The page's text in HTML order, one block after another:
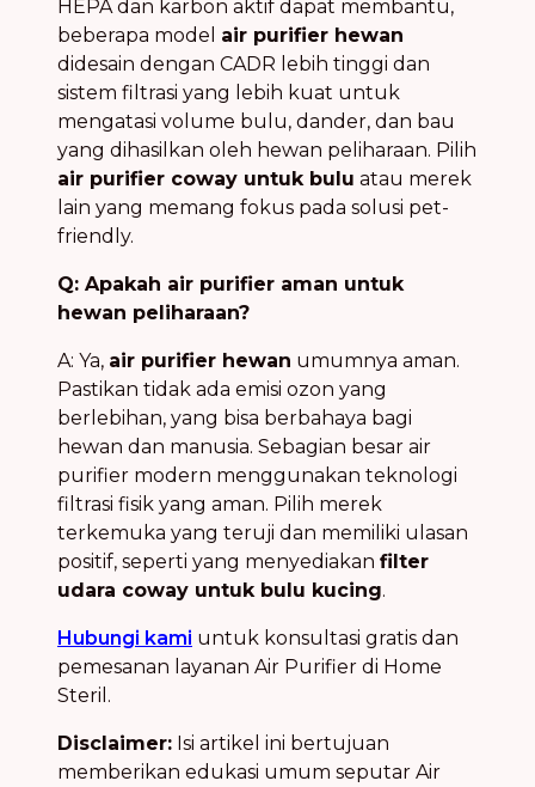
HEPA dan karbon aktif dapat membantu,
beberapa model air purifier hewan
didesain dengan CADR lebih tinggi dan
sistem filtrasi yang lebih kuat untuk
mengatasi volume bulu, dander, dan bau
yang dihasilkan oleh hewan peliharaan. Pilih
air purifier coway untuk bulu atau merek
lain yang memang fokus pada solusi pet-
friendly.
Q: Apakah air purifier aman untuk
hewan peliharaan?
A: Ya, air purifier hewan umumnya aman.
Pastikan tidak ada emisi ozon yang
berlebihan, yang bisa berbahaya bagi
hewan dan manusia. Sebagian besar air
purifier modern menggunakan teknologi
filtrasi fisik yang aman. Pilih merek
terkemuka yang teruji dan memiliki ulasan
positif, seperti yang menyediakan filter
udara coway untuk bulu kucing.
Hubungi kami untuk konsultasi gratis dan
pemesanan layanan Air Purifier di Home
Steril.
Disclaimer: Isi artikel ini bertujuan
memberikan edukasi umum seputar Air